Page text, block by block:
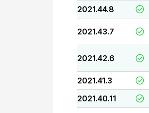
2021.44.8
2021.43.7
2021.42.6
2021.41.3
2021.40.11